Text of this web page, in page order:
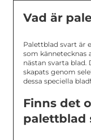
Vad är
Palettblad svart är
som kännetecknas
nästan svarta blad.
skapats genom
dessa speciella
Finns det
palettblad